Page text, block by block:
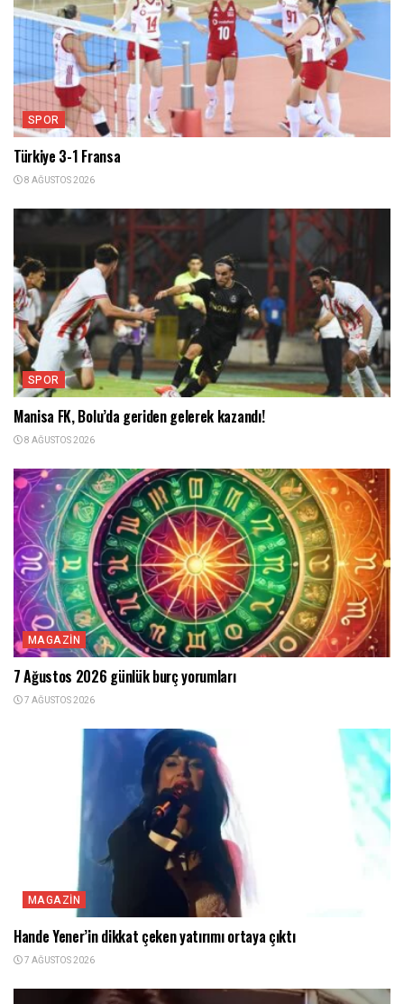
SPOR
Türkiye 3-1 Fransa
8 AĞUSTOS 2026
SPOR
Manisa FK, Bolu’da geriden gelerek kazandı!
8 AĞUSTOS 2026
MAGAZIN
7 Ağustos 2026 günlük burç yorumları
7 AĞUSTOS 2026
MAGAZIN
Hande Yener’in dikkat çeken yatırımı ortaya çıktı
7 AĞUSTOS 2026